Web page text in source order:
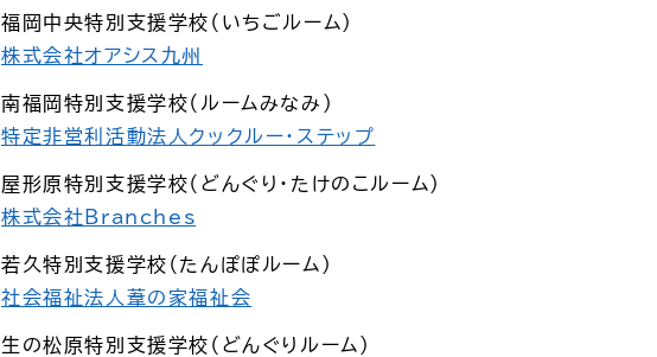
福岡中央特別支援学校（いちごルーム）
株式会社オアシス九州
南福岡特別支援学校（ルームみなみ）
特定非営利活動法人クックルー・ステップ
屋形原特別支援学校（どんぐり・たけのこルーム）
株式会社Branches
若久特別支援学校（たんぽぽルーム）
社会福祉法人葦の家福祉会
生の松原特別支援学校（どんぐりルーム）